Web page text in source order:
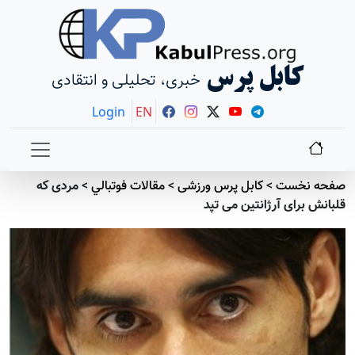
کابل پرس خبری، تحلیلی و انتقادی
Login EN
صفحه نخست>کابل پرس ورزشی>مقالات فوتبالي>مردی که
قلبانش برای آرژانتین می تپد